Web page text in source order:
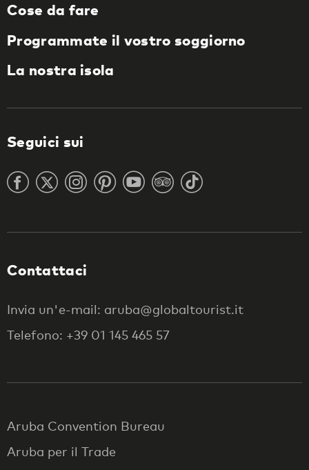
Cose da fare
Programmate il vostro soggiorno
La nostra isola
Seguici sui
Contattaci
Invia un'e-mail: aruba@globaltourist.it
Telefono: +39 01 145 465 57
Aruba Convention Bureau
Aruba per il Trade